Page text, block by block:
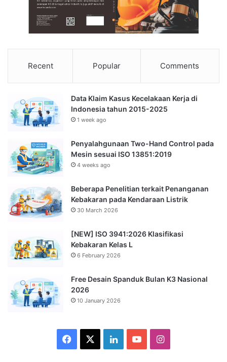
Recent Popular Comments
Data Klaim Kasus Kecelakaan Kerja di
Indonesia tahun 2015-2025
1 week ago
Penyalahgunaan Two-Hand Control pada
Mesin sesuai ISO 13851:2019
4 weeks ago
Beberapa Penelitian terkait Penanganan
Kebakaran pada Kendaraan Listrik
30 March 2026
[NEW] ISO 3941:2026 Klasifikasi
Kebakaran Kelas L
6 February 2026
Free Desain Spanduk Bulan K3 Nasional
2026
10 January 2026
Facebook LinkedInYouTubeInstagram